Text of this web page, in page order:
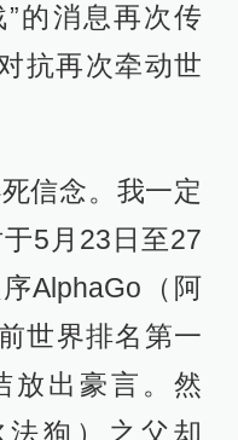
的消息再次传
抗再次牵动世
信念。我一定
5月23日至27
AlphaGo（阿
世界排名第一
放出豪言。然
法狗）之父却